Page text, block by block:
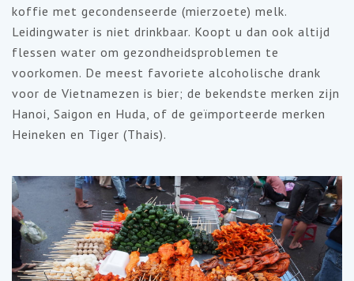
koffie met gecondenseerde (mierzoete) melk.
Leidingwater is niet drinkbaar. Koopt u dan ook altijd
flessen water om gezondheidsproblemen te
voorkomen. De meest favoriete alcoholische drank
voor de Vietnamezen is bier; de bekendste merken zijn
Hanoi, Saigon en Huda, of de geïmporteerde merken
Heineken en Tiger (Thais).